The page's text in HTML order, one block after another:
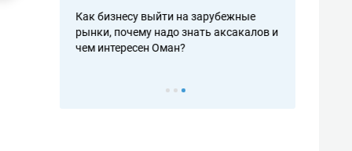
Как бизнесу выйти на зарубежные
рынки, почему надо знать аксакалов и
чем интересен Оман?